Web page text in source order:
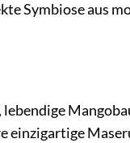
Symbiose aus